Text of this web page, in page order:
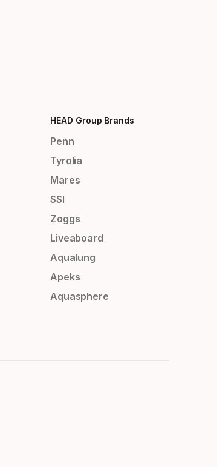
HEAD Group Brands
Penn
Tyrolia
Mares
SSI
Zoggs
Liveaboard
Aqualung
Apeks
Aquasphere